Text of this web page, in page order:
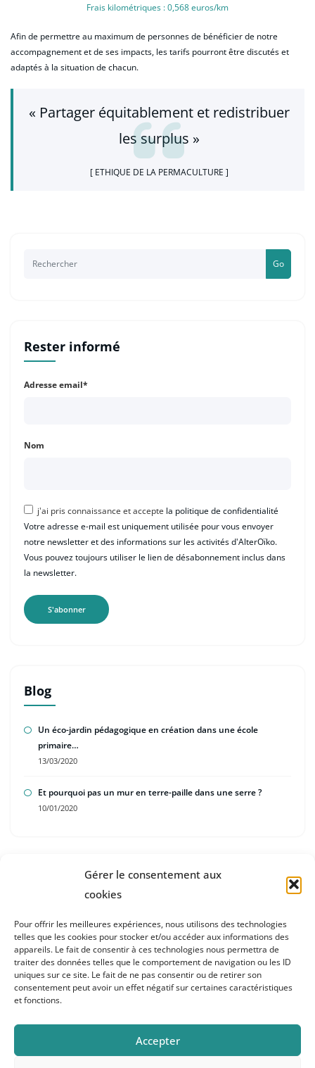
Gérer le consentement aux
cookies
Pour offrir les meilleures expériences, nous utilisons des technologies
telles que les cookies pour stocker et/ou accéder aux informations des
appareils. Le fait de consentir à ces technologies nous permettra de
traiter des données telles que le comportement de navigation ou les ID
uniques sur ce site. Le fait de ne pas consentir ou de retirer son
consentement peut avoir un effet négatif sur certaines caractéristiques
et fonctions.
Accepter
Frais kilométriques : 0,568 euros/km
Afin de permettre au maximum de personnes de bénéficier de notre
accompagnement et de ses impacts, les tarifs pourront être discutés et
adaptés à la situation de chacun.
« Partager équitablement et redistribuer
les surplus »
[ ETHIQUE DE LA PERMACULTURE ]
Go
Rester informé
Adresse email*
Nom
j'ai pris connaissance et accepte la politique de confidentialité
Votre adresse e-mail est uniquement utilisée pour vous envoyer
notre newsletter et des informations sur les activités d'AlterOïko.
Vous pouvez toujours utiliser le lien de désabonnement inclus dans
la newsletter.
Blog
Un éco-jardin pédagogique en création dans une école
primaire…
13/03/2020
Et pourquoi pas un mur en terre-paille dans une serre ?
10/01/2020
Accueil
Blog
Laboratoire
Contact
Mentions légales